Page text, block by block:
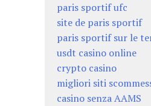
paris sportif ufc
site de paris sportif
paris sportif sur le
usdt casino online
crypto casino
migliori siti
casino senza AAMS